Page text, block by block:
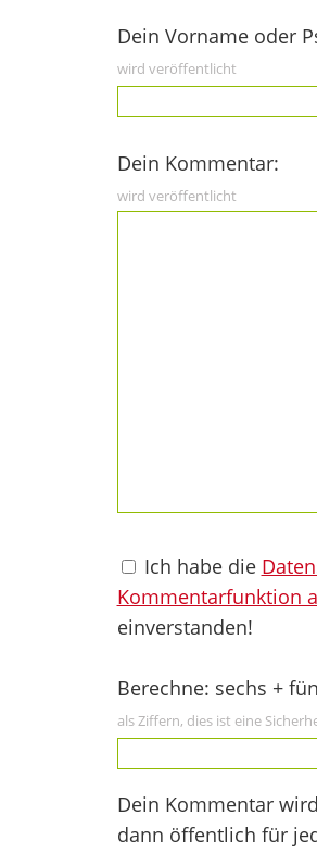
Dein Vorname oder
wird veröffentlicht
Dein Kommentar:
wird veröffentlicht
Ich habe die
Kommentarfunktion
einverstanden!
Berechne: sechs +
als Ziffern, dies ist eine
Dein Kommentar
dann öffentlich für